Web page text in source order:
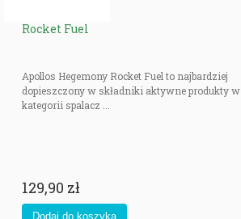
Rocket Fuel
Apollos Hegemony Rocket Fuel to najbardziej
dopieszczony w składniki aktywne produkty w
kategorii spalacz ...
129,90 zł